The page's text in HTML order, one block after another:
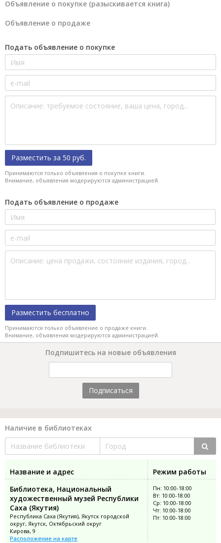
Объявление о покупке (разыскивается книга)
Объявление о продаже
Подать объявление о покупке
Разместить за 50 руб.
Принимаются только объявления о покупке книги.
Внимание, объявления модерируются администрацией.
Подать объявление о продаже
Разместить бесплатно
Принимаются только объявление о продаже книги.
Внимание, объявления модерируются администрацией.
Подпишитесь на новые объявления
Подписаться
Наличие в библиотеках
Название и адрес
Режим работы
Библиотека, Национальный
художественный музей Республики
Саха (Якутия)
Республика Саха (Якутия), Якутск городской
округ, Якутск, Октябрьский округ
Кирова, 9
Расположение на карте
Пн: 10:00-18:00
Вт: 10:00-18:00
Ср: 10:00-18:00
Чт: 10:00-18:00
Пт: 10:00-18:00